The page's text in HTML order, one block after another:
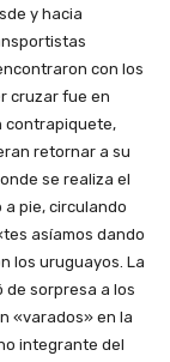
y hacia
con los
cruzar fue en
contrapiquete,
retornar a su
se realiza el
pie, circulando
asíamos dando
los uruguayos. La
sorpresa a los
«varados» en la
integrante del